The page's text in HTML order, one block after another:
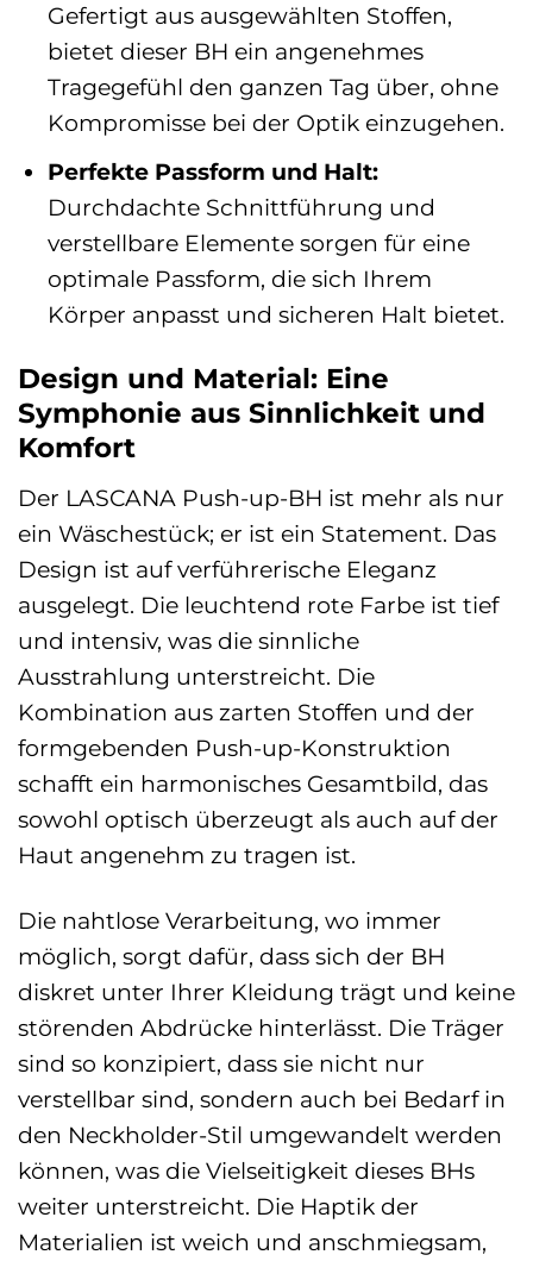
Gefertigt aus ausgewählten Stoffen,
bietet dieser BH ein angenehmes
Tragegefühl den ganzen Tag über, ohne
Kompromisse bei der Optik einzugehen.
Perfekte Passform und Halt:
Durchdachte Schnittführung und
verstellbare Elemente sorgen für eine
optimale Passform, die sich Ihrem
Körper anpasst und sicheren Halt bietet.
Design und Material: Eine
Symphonie aus Sinnlichkeit und
Komfort
Der LASCANA Push-up-BH ist mehr als nur
ein Wäschestück; er ist ein Statement. Das
Design ist auf verführerische Eleganz
ausgelegt. Die leuchtend rote Farbe ist tief
und intensiv, was die sinnliche
Ausstrahlung unterstreicht. Die
Kombination aus zarten Stoffen und der
formgebenden Push-up-Konstruktion
schafft ein harmonisches Gesamtbild, das
sowohl optisch überzeugt als auch auf der
Haut angenehm zu tragen ist.
Die nahtlose Verarbeitung, wo immer
möglich, sorgt dafür, dass sich der BH
diskret unter Ihrer Kleidung trägt und keine
störenden Abdrücke hinterlässt. Die Träger
sind so konzipiert, dass sie nicht nur
verstellbar sind, sondern auch bei Bedarf in
den Neckholder-Stil umgewandelt werden
können, was die Vielseitigkeit dieses BHs
weiter unterstreicht. Die Haptik der
Materialien ist weich und anschmiegsam,